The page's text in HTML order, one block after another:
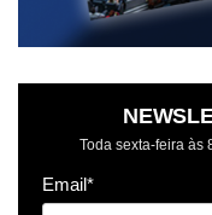
Toda sexta-feira às
Email*